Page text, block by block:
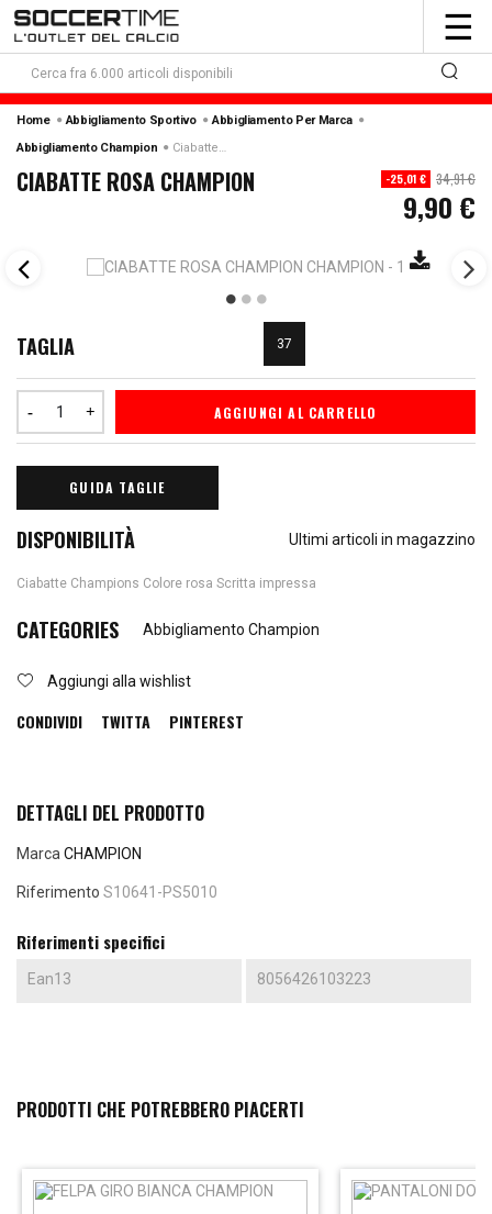
☰
Home Abbigliamento Sportivo
Abbigliamento Per Marca
Abbigliamento Champion
Ciabatte Rosa Champion
CIABATTE ROSA CHAMPION -25,01 € 34,91 €
9,90 €
TAGLIA 37
AGGIUNGI AL CARRELLO
GUIDA TAGLIE
DISPONIBILITÀ Ultimi articoli in magazzino
Ciabatte Champions Colore rosa Scritta impressa
CATEGORIES Abbigliamento Champion
Aggiungi alla wishlist
CONDIVIDI TWITTA PINTEREST
DETTAGLI DEL PRODOTTO
Marca CHAMPION
Riferimento S10641-PS5010
Riferimenti specifici
Ean13 8056426103223
PRODOTTI CHE POTREBBERO PIACERTI